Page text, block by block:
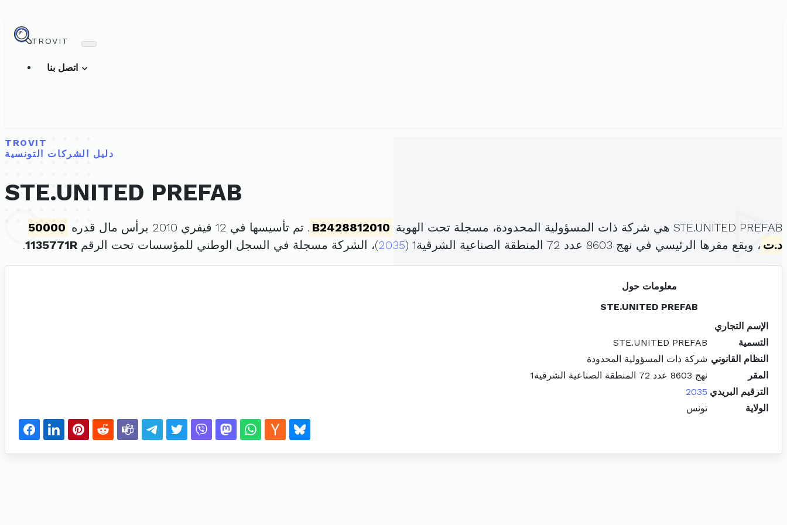
TROVIT
TROVIT
دليل الشركات التونسية
STE.UNITED PREFAB
STE.UNITED PREFAB هي شركة ذات المسؤولية المحدودة، مسجلة تحت الهوية B2428812010 . تم تأسيسها في 12 فيفري 2010 برأس مال قدره
50000
د.ت ، ويقع مقرها الرئيسي في نهج 8603 عدد 72 المنطقة الصناعية الشرقية1 ( 2035)، الشركة مسجلة في السجل الوطني للمؤسسات تحت الرقم 1135771R
.
معلومات حول
STE.UNITED PREFAB
الإسم التجاري
التسمية
STE.UNITED PREFAB
النظام القانوني شركة ذات المسؤولية المحدودة
المقر
نهج 8603 عدد 72 المنطقة الصناعية الشرقية1
الترقيم البريدي 2035
الولاية
تونس